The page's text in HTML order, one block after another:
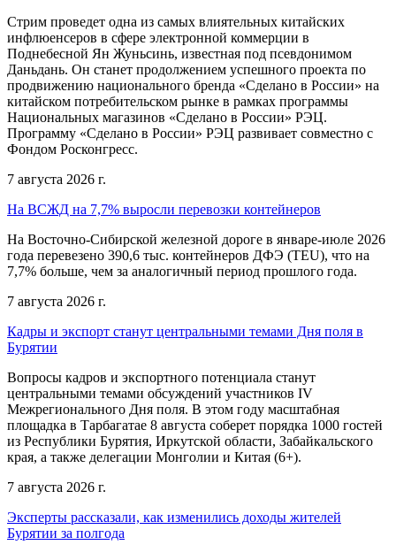
Стрим проведет одна из самых влиятельных китайских
инфлюенсеров в сфере электронной коммерции в
Поднебесной Ян Жуньсинь, известная под псевдонимом
Даньдань. Он станет продолжением успешного проекта по
продвижению национального бренда «Сделано в России» на
китайском потребительском рынке в рамках программы
Национальных магазинов «Сделано в России» РЭЦ.
Программу «Сделано в России» РЭЦ развивает совместно с
Фондом Росконгресс.
7 августа 2026 г.
На ВСЖД на 7,7% выросли перевозки контейнеров
На Восточно-Сибирской железной дороге в январе-июле 2026
года перевезено 390,6 тыс. контейнеров ДФЭ (TEU), что на
7,7% больше, чем за аналогичный период прошлого года.
7 августа 2026 г.
Кадры и экспорт станут центральными темами Дня поля в
Бурятии
Вопросы кадров и экспортного потенциала станут
центральными темами обсуждений участников IV
Межрегионального Дня поля. В этом году масштабная
площадка в Тарбагатае 8 августа соберет порядка 1000 гостей
из Республики Бурятия, Иркутской области, Забайкальского
края, а также делегации Монголии и Китая (6+).
7 августа 2026 г.
Эксперты рассказали, как изменились доходы жителей
Бурятии за полгода